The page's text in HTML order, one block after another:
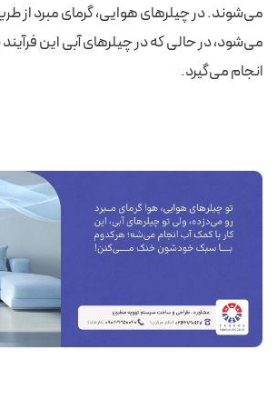
می‌شوند. در چیلرهای هوایی، گرمای مبرد از
می‌شود، در حالی که در چیلرهای آبی این فرآیند
انجام می‌گیرد.